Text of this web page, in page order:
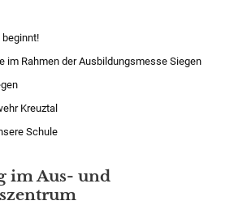
im Rahmen der Ausbildungsmesse Siegen
Kreuztal
Schule
im Aus- und